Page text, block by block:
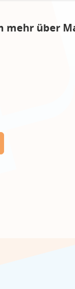
mehr über